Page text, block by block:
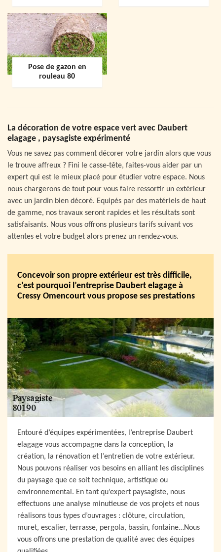
Pose de gazon en
rouleau 80
La décoration de votre espace vert avec Daubert
elagage , paysagiste expérimenté
Vous ne savez pas comment décorer votre jardin alors que vous
le trouve affreux ? Fini le casse-tête, faites-vous aider par un
expert qui est le mieux placé pour étudier votre espace. Nous
nous chargerons de tout pour vous faire ressortir un extérieur
avec un jardin bien décoré. Equipés par des matériels de haut
de gamme, nos travaux seront rapides et les résultats sont
satisfaisants. Nous vous offrons plusieurs tarifs suivant vos
attentes et votre budget alors prenez un rendez-vous.
Concevoir son propre extérieur est très difficile,
c’est pourquoi l’entreprise Daubert elagage à
Cressy Omencourt vous propose ses prestations
Entouré d’équipes expérimentées, l’entreprise Daubert
elagage vous accompagne dans la conception, la
création, la rénovation et l’entretien de votre extérieur.
Nous pouvons réaliser vos besoins en alliant les disciplines
du paysage que ce soit technique, artistique ou
environnemental. En tant qu’expert paysagiste, nous
effectuons une analyse minutieuse de vos projets et nous
réalisons tous types d’ouvrages : clôture, circulation,
muret, escalier, terrasse, pergola, bassin, fontaine…Nous
vous offrons une prestation de qualité avec des équipes